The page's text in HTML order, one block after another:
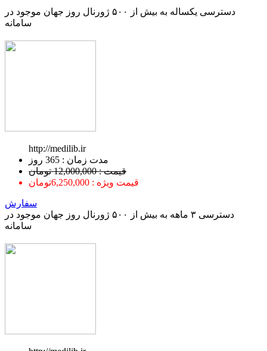
دسترسی یکساله به بیش از ۵۰۰ ژورنال روز جهان موجود در
سامانه
http://medilib.ir
ﻣﺪﺕ ﺯﻣﺎﻥ : 365 ﺭﻭﺯ
قیمت : 12,000,000 تومان
قیمت ویژه : 6,250,000تومان
سفارش
دسترسی ۳ ماهه به بیش از ۵۰۰ ژورنال روز جهان موجود در
سامانه